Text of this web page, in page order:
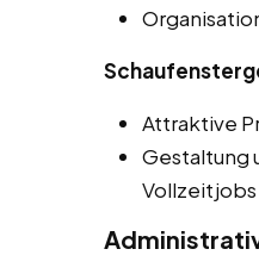
Attraktive
Gestaltung
Vollzeitjobs